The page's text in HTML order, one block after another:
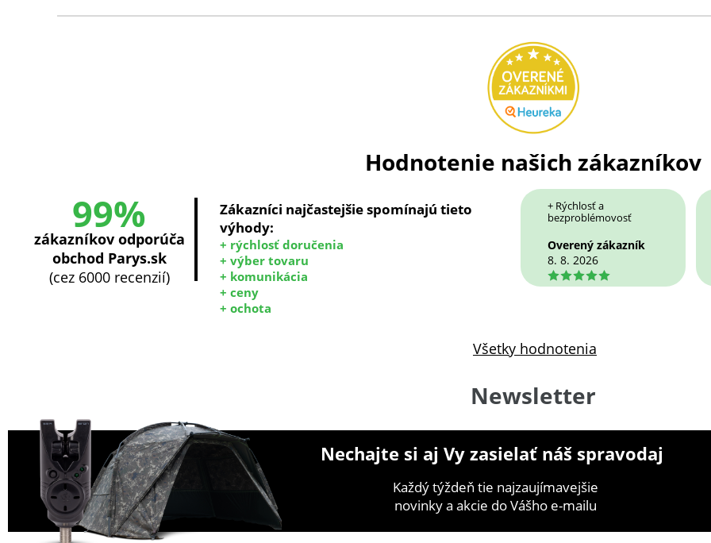
Hodnotenie našich zákazníkov
99%
zákazníkov odporúča
obchod Parys.sk
(cez 6000 recenzií)
Zákazníci najčastejšie spomínajú tieto
výhody:
+ rýchlosť doručenia
+ výber tovaru
+ komunikácia
+ ceny
+ ochota
+ Rýchlosť a
bezproblémovosť
Overený zákazník
8. 8. 2026
5
Všetky hodnotenia
Newsletter
Nechajte si aj Vy zasielať náš spravodaj
Každý týždeň tie najzaujímavejšie
novinky a akcie do Vášho e-mailu